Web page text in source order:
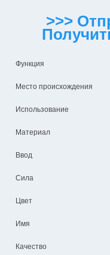
>>>
Функция
Место происхождения
Использование
Материал
Ввод
Сила
Цвет
Имя
Качество